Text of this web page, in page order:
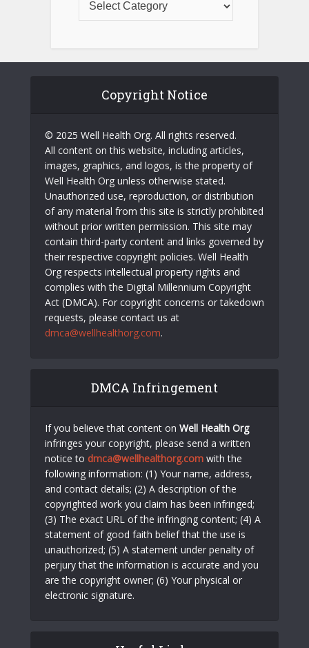
Copyright Notice
© 2025 Well Health Org. All rights reserved.
All content on this website, including articles,
images, graphics, and logos, is the property of
Well Health Org unless otherwise stated.
Unauthorized use, reproduction, or distribution
of any material from this site is strictly prohibited
without prior written permission. This site may
contain third-party content and links governed by
their respective copyright policies. Well Health
Org respects intellectual property rights and
complies with the Digital Millennium Copyright
Act (DMCA). For copyright concerns or takedown
requests, please contact us at
dmca@wellhealthorg.com.
DMCA Infringement
If you believe that content on Well Health Org
infringes your copyright, please send a written
notice to dmca@wellhealthorg.com with the
following information: (1) Your name, address,
and contact details; (2) A description of the
copyrighted work you claim has been infringed;
(3) The exact URL of the infringing content; (4) A
statement of good faith belief that the use is
unauthorized; (5) A statement under penalty of
perjury that the information is accurate and you
are the copyright owner; (6) Your physical or
electronic signature.